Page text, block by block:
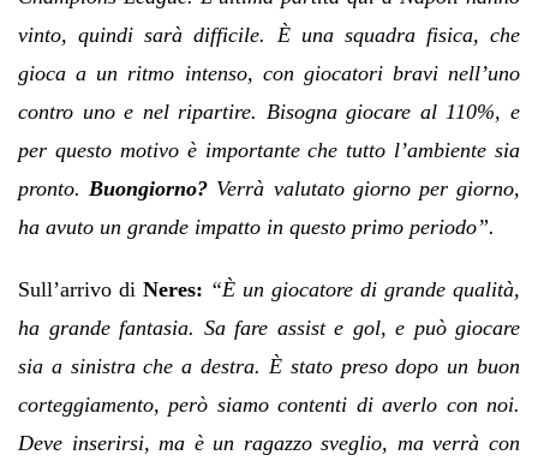
vinto, quindi sarà difficile. È una squadra fisica, che
gioca a un ritmo intenso, con giocatori bravi nell’uno
contro uno e nel ripartire. Bisogna giocare al 110%, e
per questo motivo è importante che tutto l’ambiente sia
pronto. Buongiorno? Verrà valutato giorno per giorno,
ha avuto un grande impatto in questo primo periodo”.
Sull’arrivo di Neres: “È un giocatore di grande qualità,
ha grande fantasia. Sa fare assist e gol, e può giocare
sia a sinistra che a destra. È stato preso dopo un buon
corteggiamento, però siamo contenti di averlo con noi.
Deve inserirsi, ma è un ragazzo sveglio, ma verrà con